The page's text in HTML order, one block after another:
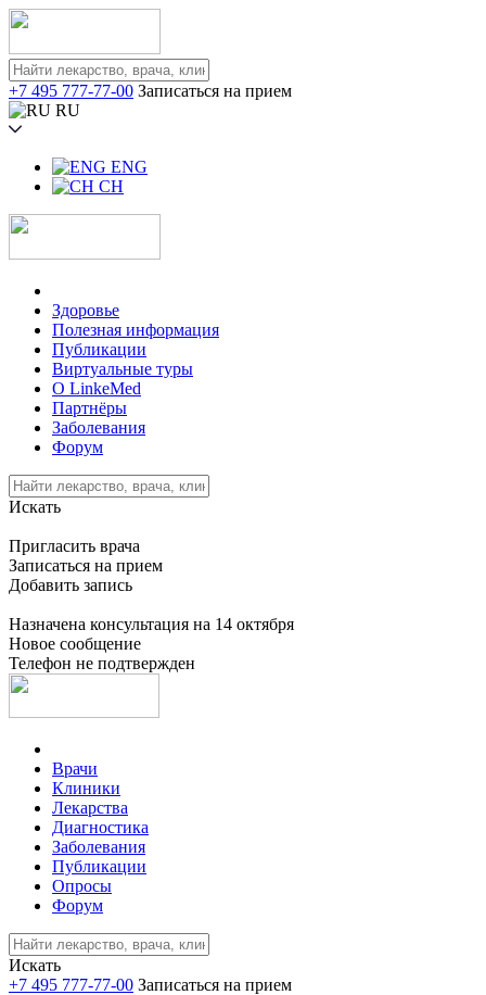
+7 495 777-77-00 Записаться на прием
RU
ENG
CH
Здоровье
Полезная информация
Публикации
Виртуальные туры
О LinkeMed
Партнёры
Заболевания
Форум
Искать
Пригласить врача
Записаться на прием
Добавить запись
Назначена консультация на 14 октября
Новое сообщение
Телефон не подтвержден
Врачи
Клиники
Лекарства
Диагностика
Заболевания
Публикации
Опросы
Форум
Искать
+7 495 777-77-00 Записаться на прием